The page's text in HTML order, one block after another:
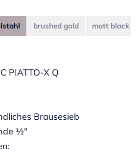
PIATTO-X Q
Brausesieb
½"
brushed gold matt black